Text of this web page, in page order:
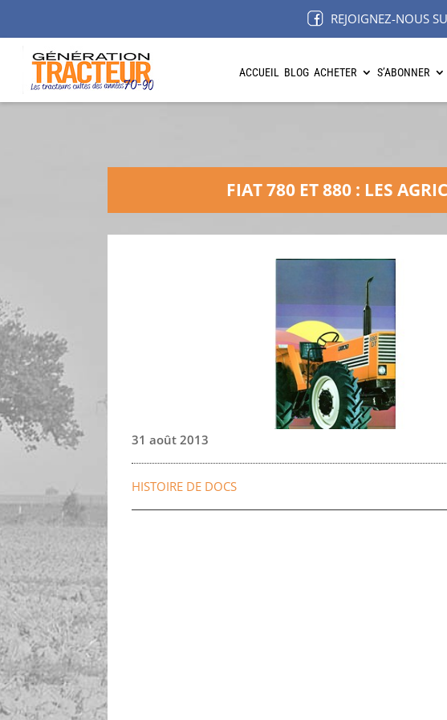
REJOIGNEZ-NOUS
ACCUEIL BLOG ACHETER S’ABONNER
FIAT 780 ET 880 : LES
31 août 2013
HISTOIRE DE DOCS